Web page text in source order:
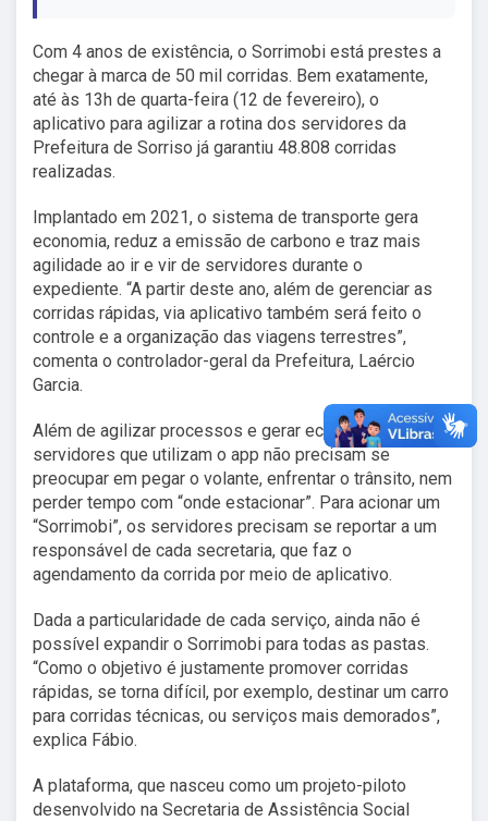
Com 4 anos de existência, o Sorrimobi está prestes a
chegar à marca de 50 mil corridas. Bem exatamente,
até às 13h de quarta-feira (12 de fevereiro), o
aplicativo para agilizar a rotina dos servidores da
Prefeitura de Sorriso já garantiu 48.808 corridas
realizadas.
Implantado em 2021, o sistema de transporte gera
economia, reduz a emissão de carbono e traz mais
agilidade ao ir e vir de servidores durante o
expediente. “A partir deste ano, além de gerenciar as
corridas rápidas, via aplicativo também será feito o
controle e a organização das viagens terrestres”,
comenta o controlador-geral da Prefeitura, Laércio
Garcia.
Além de agilizar processos e gerar economia direta, os
servidores que utilizam o app não precisam se
preocupar em pegar o volante, enfrentar o trânsito, nem
perder tempo com “onde estacionar”. Para acionar um
“Sorrimobi”, os servidores precisam se reportar a um
responsável de cada secretaria, que faz o
agendamento da corrida por meio de aplicativo.
Dada a particularidade de cada serviço, ainda não é
possível expandir o Sorrimobi para todas as pastas.
“Como o objetivo é justamente promover corridas
rápidas, se torna difícil, por exemplo, destinar um carro
para corridas técnicas, ou serviços mais demorados”,
explica Fábio.
A plataforma, que nasceu como um projeto-piloto
desenvolvido na Secretaria de Assistência Social